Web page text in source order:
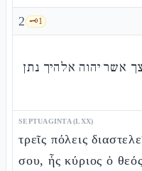
2 🗝️1
אשר יהוה אלהיך נתן
SEPTUAGINTA (LXX)
τρεῖς πόλεις
σου, ἧς κύριος ὁ